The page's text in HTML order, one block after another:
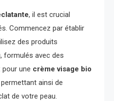
, il est crucial
Commencez par établir
des produits
formulés avec des
pour une crème visage bio
ainsi de
de votre peau.